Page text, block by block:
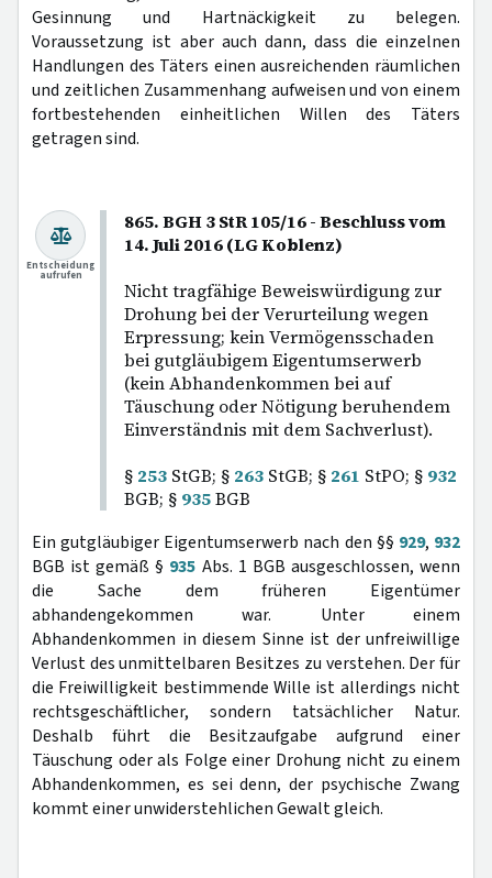
Gesinnung und Hartnäckigkeit zu belegen.
Voraussetzung ist aber auch dann, dass die einzelnen
Handlungen des Täters einen ausreichenden räumlichen
und zeitlichen Zusammenhang aufweisen und von einem
fortbestehenden einheitlichen Willen des Täters
getragen sind.
865. BGH 3 StR 105/16 - Beschluss vom
14. Juli 2016 (LG Koblenz)
Nicht tragfähige Beweiswürdigung zur
Drohung bei der Verurteilung wegen
Erpressung; kein Vermögensschaden
bei gutgläubigem Eigentumserwerb
(kein Abhandenkommen bei auf
Täuschung oder Nötigung beruhendem
Einverständnis mit dem Sachverlust).
§ 253 StGB; § 263 StGB; § 261 StPO; § 932
BGB; § 935BGB
Entscheidung
aufrufen
Ein gutgläubiger Eigentumserwerb nach den §§ 929, 932
BGB ist gemäß § 935 Abs. 1 BGB ausgeschlossen, wenn
die Sache dem früheren Eigentümer
abhandengekommen war. Unter einem
Abhandenkommen in diesem Sinne ist der unfreiwillige
Verlust des unmittelbaren Besitzes zu verstehen. Der für
die Freiwilligkeit bestimmende Wille ist allerdings nicht
rechtsgeschäftlicher, sondern tatsächlicher Natur.
Deshalb führt die Besitzaufgabe aufgrund einer
Täuschung oder als Folge einer Drohung nicht zu einem
Abhandenkommen, es sei denn, der psychische Zwang
kommt einer unwiderstehlichen Gewalt gleich.